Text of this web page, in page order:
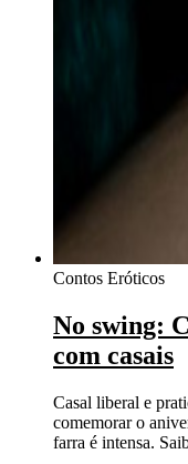
Contos Eróticos
No swing:
com casais
Casal liberal e
comemorar o
farra é intensa.